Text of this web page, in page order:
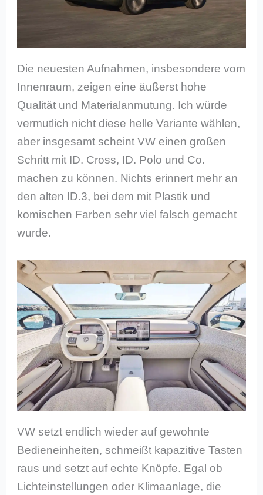
Die neuesten Aufnahmen, insbesondere vom
Innenraum, zeigen eine äußerst hohe
Qualität und Materialanmutung. Ich würde
vermutlich nicht diese helle Variante wählen,
aber insgesamt scheint VW einen großen
Schritt mit ID. Cross, ID. Polo und Co.
machen zu können. Nichts erinnert mehr an
den alten ID.3, bei dem mit Plastik und
komischen Farben sehr viel falsch gemacht
wurde.
VW setzt endlich wieder auf gewohnte
Bedieneinheiten, schmeißt kapazitive Tasten
raus und setzt auf echte Knöpfe. Egal ob
Lichteinstellungen oder Klimaanlage, die